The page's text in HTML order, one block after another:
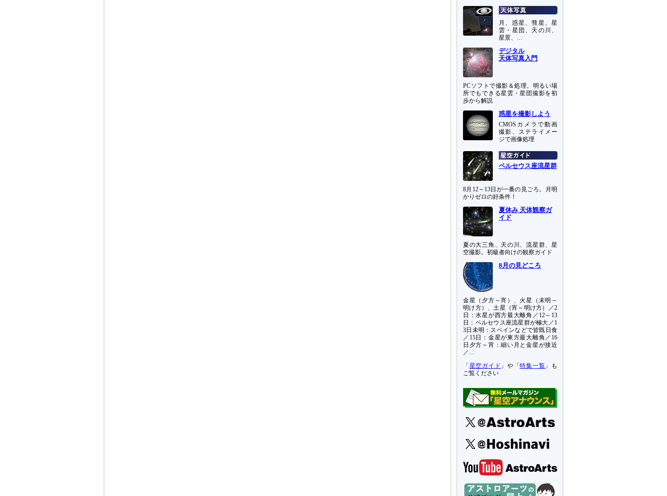
月、惑星、彗星、星
雲・星団、天の川、
星景、…
デジタル
天体写真入門
PCソフトで撮影＆処理。明るい場
所でもできる星雲・星団撮影を初
歩から解説
惑星を撮影しよう
CMOSカメラで動画
撮影、ステライメー
ジで画像処理
ペルセウス座流星群
8月12～13日が一番の見ごろ。月明
かりゼロの好条件！
夏休み 天体観察ガ
イド
夏の大三角、天の川、流星群、星
空撮影。初級者向けの観察ガイド
8月の見どころ
金星（夕方～宵）、火星（未明～
明け方）、土星（宵～明け方）／2
日：水星が西方最大離角／12～13
日：ペルセウス座流星群が極大／1
3日未明：スペインなどで皆既日食
／15日：金星が東方最大離角／16
日夕方～宵：細い月と金星が接近
／…
「 星空ガイド 」や「特集一覧 」も
ご覧ください